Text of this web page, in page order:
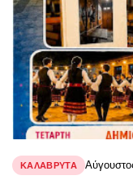
ΚΑΛΑΒΡΥΤΑ